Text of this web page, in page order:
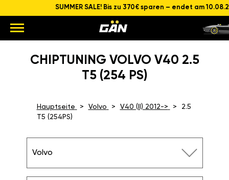
SUMMER SALE! Bis zu 370€ sparen – endet am
CHIPTUNING VOLVO V40 2.5
T5 (254 PS)
Hauptseite Volvo V40 (II) 2012->
2.5
T5 (254PS)
Volvo